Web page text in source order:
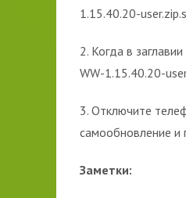
1.15.40.20-
2. Когда в
WW-1.15.40.20-
3. Отключите
самообновление и
Заметки: